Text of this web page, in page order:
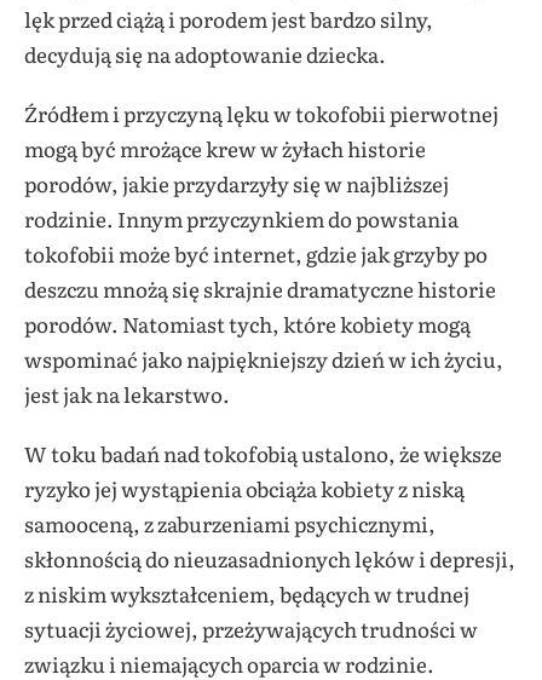
lęk przed ciążą i porodem jest bardzo silny,
decydują się na adoptowanie dziecka.
Źródłem i przyczyną lęku w tokofobii pierwotnej
mogą być mrożące krew w żyłach historie
porodów, jakie przydarzyły się w najbliższej
rodzinie. Innym przyczynkiem do powstania
tokofobii może być internet, gdzie jak grzyby po
deszczu mnożą się skrajnie dramatyczne historie
porodów. Natomiast tych, które kobiety mogą
wspominać jako najpiękniejszy dzień w ich życiu,
jest jak na lekarstwo.
W toku badań nad tokofobią ustalono, że większe
ryzyko jej wystąpienia obciąża kobiety z niską
samooceną, z zaburzeniami psychicznymi,
skłonnością do nieuzasadnionych lęków i depresji,
z niskim wykształceniem, będących w trudnej
sytuacji życiowej, przeżywających trudności w
związku i niemających oparcia w rodzinie.